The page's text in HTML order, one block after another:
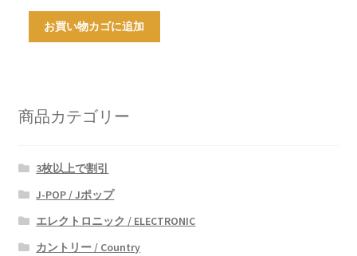
お買い物カゴに追加
商品カテゴリー
3枚以上で割引
J-POP / Jポップ
エレクトロニック / ELECTRONIC
カントリー / Country